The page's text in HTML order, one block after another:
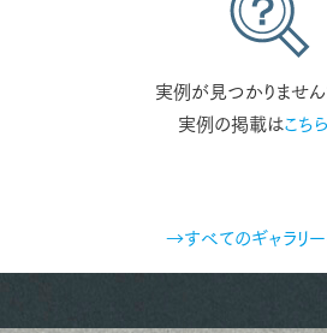
実例が見つかりません
実例の掲載はこちら
→すべてのギャラリー